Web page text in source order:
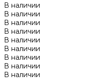
В наличии
В наличии
В наличии
В наличии
В наличии
В наличии
В наличии
В наличии
В наличии